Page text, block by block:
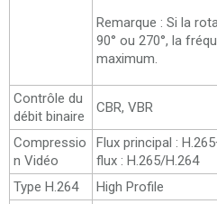
Remarque : Si la
90° ou 270°, la
maximum.
Contrôle du
débit binaire
CBR, VBR
Compressio
n Vidéo
Flux principal :
flux : H.265/H.264
Type H.264
High Profile